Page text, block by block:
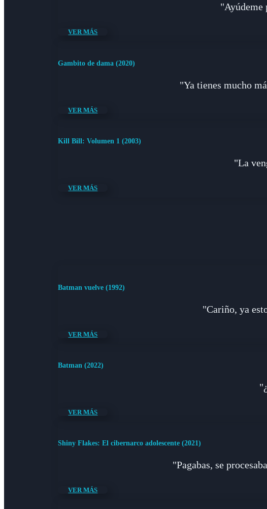
"Ayúdeme
VER MÁS
Gambito de dama (2020)
"Ya tienes mucho
VER MÁS
Kill Bill: Volumen 1 (2003)
"La
VER MÁS
Batman vuelve (1992)
"Cariño, ya
VER MÁS
Batman (2022)
VER MÁS
Shiny Flakes: El cibernarco adolescente (2021)
"Pagabas, se
VER MÁS